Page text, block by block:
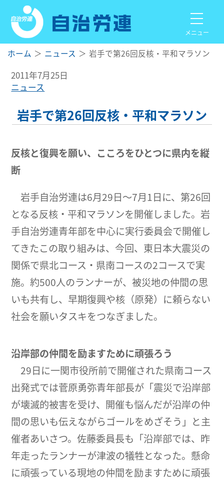
メニュー
ホーム ニュース 岩手で第26回反核・平和マラソン
2011年7月25日
ニュース
岩手で第26回反核・平和マラソン
反核と復興を願い、こころをひとつに県内を縦
断
岩手自治労連は6月29日～7月1日に、第26回
となる反核・平和マラソンを開催しました。岩
手自治労連青年部を中心に実行委員会で開催し
てきたこの取り組みは、今回、東日本大震災の
関係で県北コース・県南コースの2コースで実
施。約500人のランナーが、被災地の仲間の思
いも共有し、早期復興や核（原発）に頼らない
社会を願いタスキをつなぎました。
沿岸部の仲間を励ますために頑張ろう
29日に一関市役所前で開催された県南コース
出発式では菅原勇弥青年部長が「震災で沿岸部
が壊滅的被害を受け、開催も悩んだが沿岸の仲
間の思いも伝えながらゴールをめざそう」と主
催者あいさつ。佐藤委員長も「沿岸部では、昨
年走ったランナーが津波の犠牲となった。懸命
に頑張っている現地の仲間を励ますために頑張